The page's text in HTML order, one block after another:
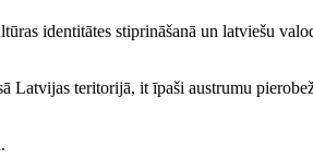
identitātes stiprināšanā un latviešu
Latvijas teritorijā, it īpaši austrumu